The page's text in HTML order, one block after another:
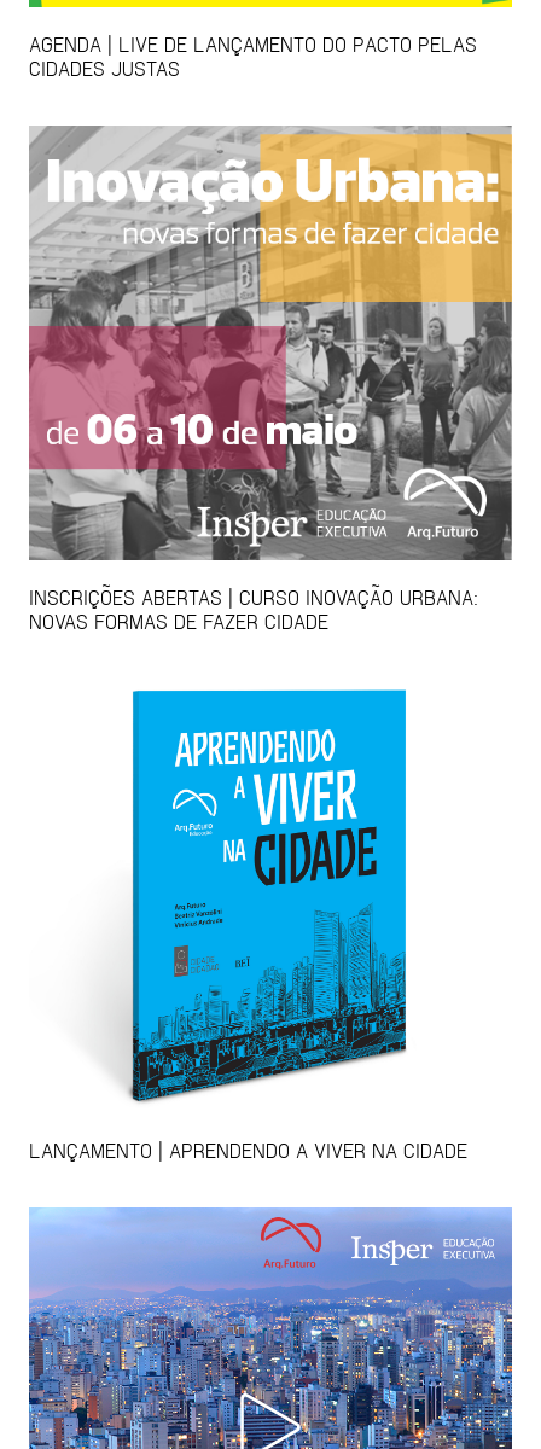
AGENDA | LIVE DE LANÇAMENTO DO PACTO PELAS
CIDADES JUSTAS
INSCRIÇÕES ABERTAS | CURSO INOVAÇÃO URBANA:
NOVAS FORMAS DE FAZER CIDADE
LANÇAMENTO | APRENDENDO A VIVER NA CIDADE